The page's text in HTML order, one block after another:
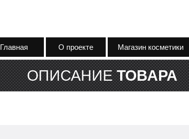
Главная О проекте Магазин косметики
ОПИСАНИЕТОВАРА